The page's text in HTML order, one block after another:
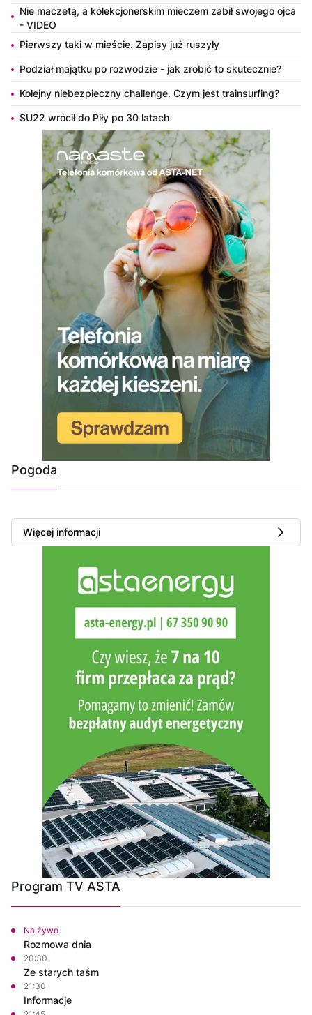
Nie maczetą, a kolekcjonerskim mieczem zabił swojego ojca
- VIDEO
Pierwszy taki w mieście. Zapisy już ruszyły
Podział majątku po rozwodzie - jak zrobić to skutecznie?
Kolejny niebezpieczny challenge. Czym jest trainsurfing?
SU22 wrócił do Piły po 30 latach
Pogoda
Więcej informacji
Program TV ASTA
Na żywo
Rozmowa dnia
20:30
Ze starych taśm
21:30
Informacje